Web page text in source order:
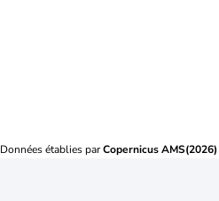
Données établies parCopernicus AMS(2026)